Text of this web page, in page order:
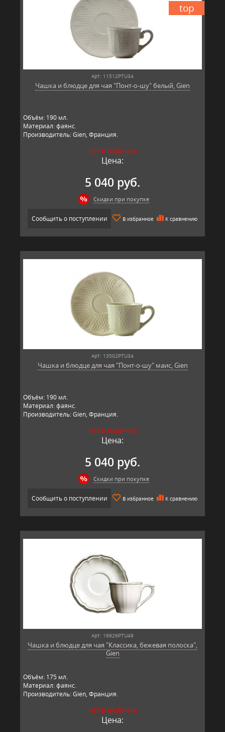
top
Арт: 11512PTU34
Чашка и блюдце для чая "Понт-о-шу" белый, Gien
Объём: 190 мл.
Материал: фаянс.
Производитель: Gien, Франция.
НЕТ В НАЛИЧИИ
Цена:
5 040 руб.
Скидки при покупке
Сообщить о поступлении В избранное К сравнению
Арт: 13502PTU34
Чашка и блюдце для чая "Понт-о-шу" маис, Gien
Объём: 190 мл.
Материал: фаянс.
Производитель: Gien, Франция.
НЕТ В НАЛИЧИИ
Цена:
5 040 руб.
Скидки при покупке
Сообщить о поступлении В избранное К сравнению
Арт: 16926PTU49
Чашка и блюдце для чая "Классика, бежевая полоска",
Gien
Объём: 175 мл.
Материал: фаянс.
Производитель: Gien, Франция.
НЕТ В НАЛИЧИИ
Цена: